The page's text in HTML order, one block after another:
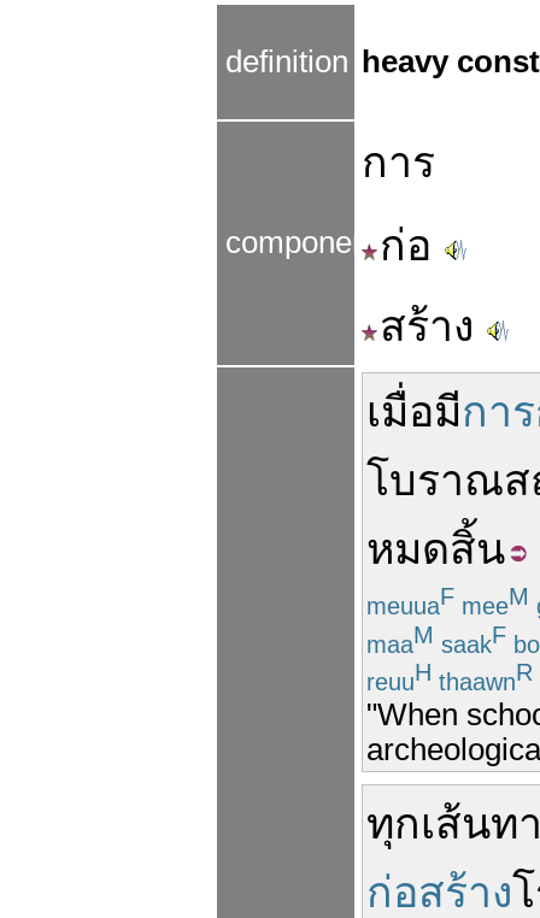
definition heavy
components
การ
ก่อ
สร้าง
เมื่อมีกา
โบราณส
หมดสิ้น
meuuaF meeM
maaM saakF
reuuH thaawnR
"When
ทุกเส้นท
ก่อสร้าง